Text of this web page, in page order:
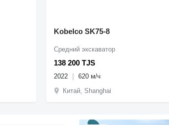
Kobelco SK75-8
138 200 TJS
Средний экскаватор
2022
620 м/ч
Китай, Shanghai